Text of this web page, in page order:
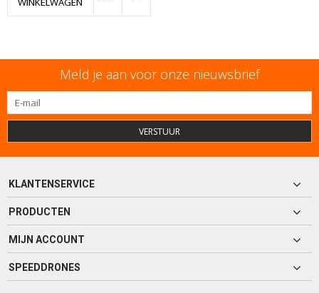
Meld je aan voor onze nieuwsbrief
VERSTUUR
KLANTENSERVICE
PRODUCTEN
MIJN ACCOUNT
SPEEDDRONES